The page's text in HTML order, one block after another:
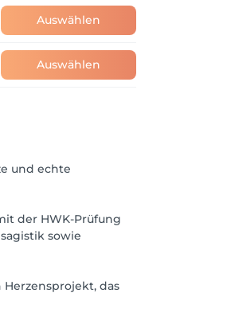
Auswählen
Auswählen
und echte
der HWK-Prüfung
sowie
das